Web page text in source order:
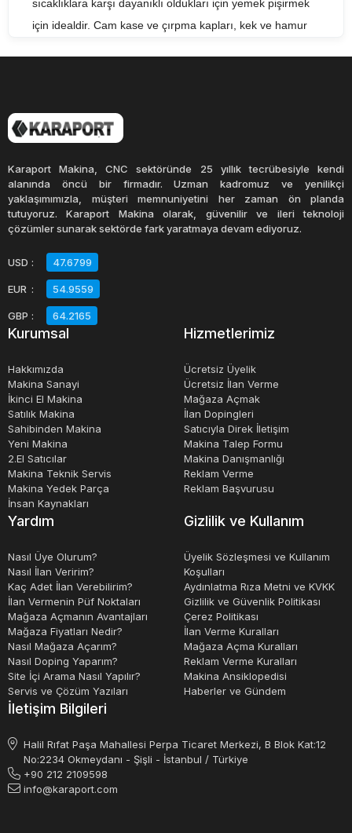
sıcaklıklara karşı dayanıklı oldukları için yemek pişirmek
için idealdir. Cam kase ve çırpma kapları, kek ve hamur
vazgeçilmezleri arasında yer alırlar.
Çoğu cam mutfak gereci, bulaşık makinesinde yıkanabilir
ve lekeleri kolayca çıkarılabilir. Ayrıca, cam mutfak
gereçleri kolayca dezenfekte edilebilir, böylece hijyenik bir
Sonuç olarak, cam mutfak gereçleri, dayanıklı, şık ve
sağlıklı bir seçenektir. Mutfakta pişirme, servis yapma ve
saklama için idealdirler. Ayrıca, temizlemeleri de kolay
çeşitli boyut ve şekillerde bulunması, her mutfak tarzına
uygun bir alternatif sunar.
Karaport Makina, CNC sektöründe 25 yıllık tecrübesiyle kendi
alanında öncü bir firmadır. Uzman kadromuz ve yenilikçi
yaklaşımımızla, müşteri memnuniyetini her zaman ön planda
tutuyoruz. Karaport Makina olarak, güvenilir ve ileri teknoloji
çözümler sunarak sektörde fark yaratmaya devam ediyoruz.
USD : 47.6799
EUR : 54.9559
GBP : 64.2165
Kurumsal
Hakkımızda
Makina Sanayi
İkinci El Makina
Satılık Makina
Sahibinden Makina
Yeni Makina
2.El Satıcılar
Makina Teknik Servis
Makina Yedek Parça
İnsan Kaynakları
Hizmetlerimiz
Ücretsiz Üyelik
Ücretsiz İlan Verme
Mağaza Açmak
İlan Dopingleri
Satıcıyla Direk İletişim
Makina Talep Formu
Makina Danışmanlığı
Reklam Verme
Reklam Başvurusu
Yardım
Nasıl Üye Olurum?
Nasıl İlan Veririm?
Kaç Adet İlan Verebilirim?
İlan Vermenin Püf Noktaları
Mağaza Açmanın Avantajları
Mağaza Fiyatları Nedir?
Nasıl Mağaza Açarım?
Nasıl Doping Yaparım?
Site İçi Arama Nasıl Yapılır?
Servis ve Çözüm Yazıları
Gizlilik ve Kullanım
Üyelik Sözleşmesi ve Kullanım
Koşulları
Aydınlatma Rıza Metni ve KVKK
Gizlilik ve Güvenlik Politikası
Çerez Politikası
İlan Verme Kuralları
Mağaza Açma Kuralları
Reklam Verme Kuralları
Makina Ansiklopedisi
Haberler ve Gündem
İletişim Bilgileri
Halil Rıfat Paşa Mahallesi Perpa Ticaret Merkezi, B Blok Kat:12
No:2234 Okmeydanı - Şişli - İstanbul / Türkiye
+90 212 2109598
info@karaport.com